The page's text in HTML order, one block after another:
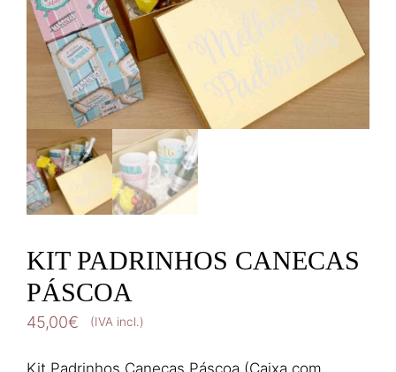
KIT PADRINHOS CANECAS
PÁSCOA
45,00€ (IVA incl.)
Kit Padrinhos Canecas Páscoa (Caixa com